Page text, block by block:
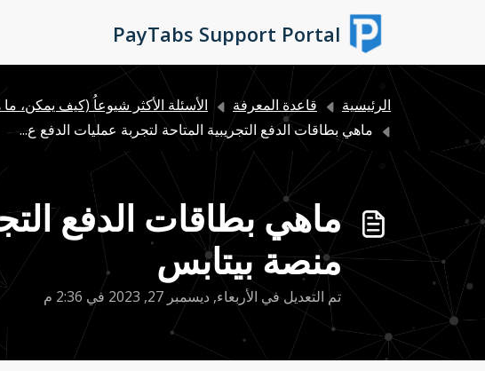
PayTabs Support Portal
الرئيسية قاعدة المعرفة الأسئلة الأكثر شيوعاُ (كيف يمكن، ما
ماهي بطاقات الدفع التجريبية المتاحة لتجربة عمليات الدفع ع...
ماهي بطاقات الدفع
منصة بيتابس
تم التعديل في الأربعاء, ديسمبر 27, 2023 في 2:36 م